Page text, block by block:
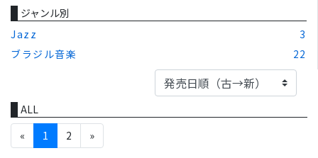
ジャンル別
Jazz
3
ブラジル音楽
22
ALL
«
1 2 »